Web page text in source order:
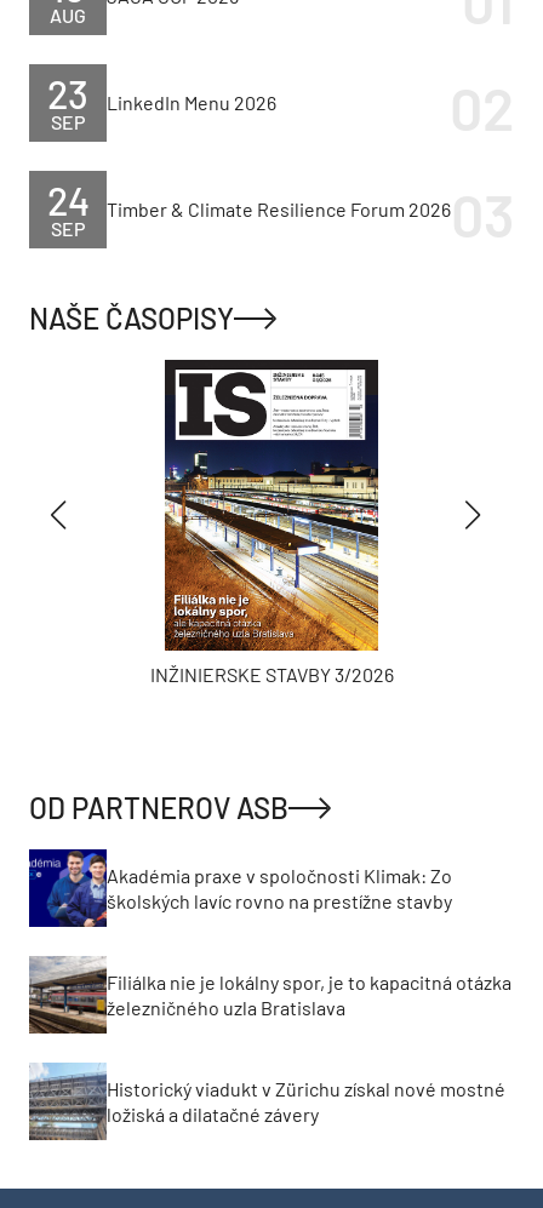
AUG
SEP
23 LinkedIn Menu 2026
SEP
24 Timber & Climate Resilience Forum 2026
NAŠE ČASOPISY
INŽINIERSKE STAVBY 3/2026
OD PARTNEROV ASB
Akadémia praxe v spoločnosti Klimak: Zo
školských lavíc rovno na prestížne stavby
Filiálka nie je lokálny spor, je to kapacitná otázka
železničného uzla Bratislava
Historický viadukt v Zürichu získal nové mostné
ložiská a dilatačné závery